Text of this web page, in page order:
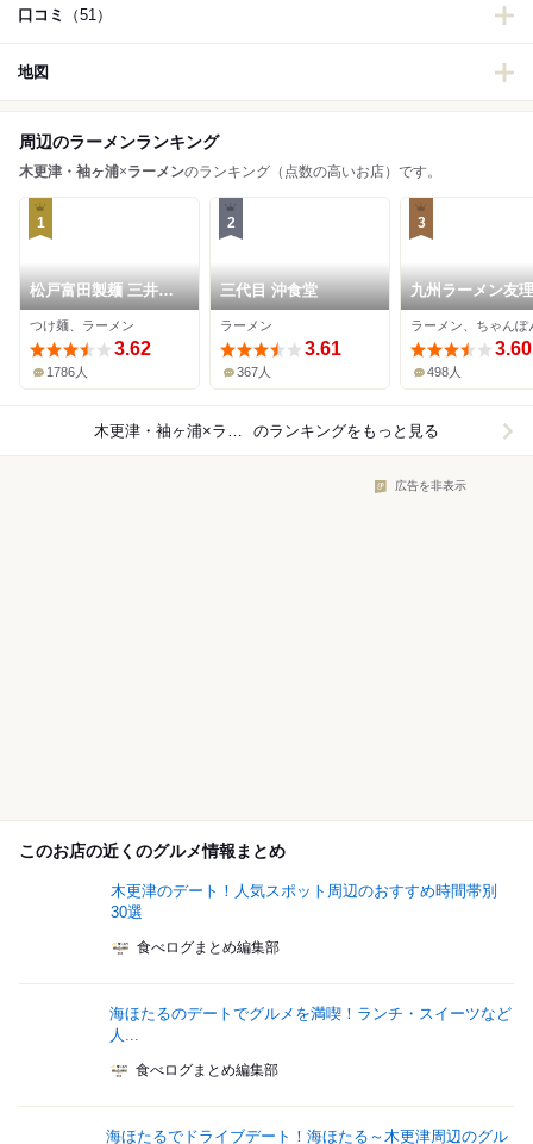
口コミ （51）
地図
周辺のラーメンランキング
木更津・袖ヶ浦×ラーメンのランキング（点数の高いお店）です。
1
松戸富田製麺 三井ア
ウトレットパーク木更
津店
つけ麺、ラーメン
3.62
1786人
2
三代目 沖食堂
ラーメン
3.61
367人
3
九州ラーメン友理
ラーメン、ちゃんぽ
3.60
498人
木更津・袖ヶ浦×ラーメン のランキングをもっと見る
広告を非表示
このお店の近くのグルメ情報まとめ
木更津のデート！人気スポット周辺のおすすめ時間帯別
30選
食べログまとめ編集部
海ほたるのデートでグルメを満喫！ランチ・スイーツなど
人...
食べログまとめ編集部
海ほたるでドライブデート！海ほたる～木更津周辺のグル